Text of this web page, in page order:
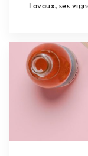
Lavaux, ses